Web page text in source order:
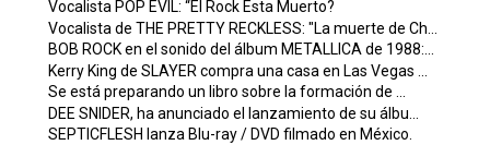
Vocalista POP EVIL: “El Rock Esta Muerto?
Vocalista de THE PRETTY RECKLESS: "La muerte de Ch...
BOB ROCK en el sonido del álbum METALLICA de 1988:...
Kerry King de SLAYER compra una casa en Las Vegas ...
Se está preparando un libro sobre la formación de ...
DEE SNIDER, ha anunciado el lanzamiento de su álbu...
SEPTICFLESH lanza Blu-ray / DVD filmado en México.